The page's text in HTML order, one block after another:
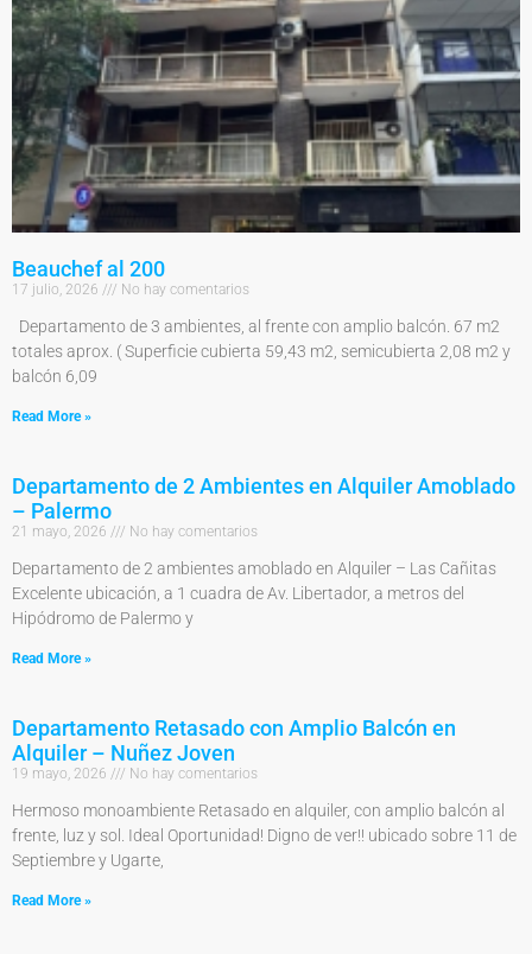
Beauchef al 200
17 julio, 2026 No hay comentarios
Departamento de 3 ambientes, al frente con amplio balcón. 67 m2
totales aprox. ( Superficie cubierta 59,43 m2, semicubierta 2,08 m2 y
balcón 6,09
Read More »
Departamento de 2 Ambientes en Alquiler Amoblado
– Palermo
21 mayo, 2026 No hay comentarios
Departamento de 2 ambientes amoblado en Alquiler – Las Cañitas
Excelente ubicación, a 1 cuadra de Av. Libertador, a metros del
Hipódromo de Palermo y
Read More »
Departamento Retasado con Amplio Balcón en
Alquiler – Nuñez Joven
19 mayo, 2026 No hay comentarios
Hermoso monoambiente Retasado en alquiler, con amplio balcón al
frente, luz y sol. Ideal Oportunidad! Digno de ver!! ubicado sobre 11 de
Septiembre y Ugarte,
Read More »